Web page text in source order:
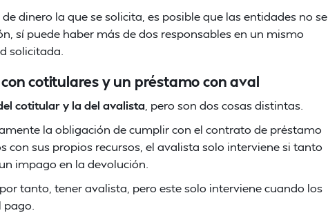
dinero la que se solicita, es posible que las entidades no se
sí puede haber más de dos responsables en un mismo
solicitada.
cotitulares y un préstamo con aval
cotitular y la del avalista , pero son dos cosas distintas.
la obligación de cumplir con el contrato de préstamo
con sus propios recursos, el avalista solo interviene si tanto
impago en la devolución.
tanto, tener avalista, pero este solo interviene cuando los